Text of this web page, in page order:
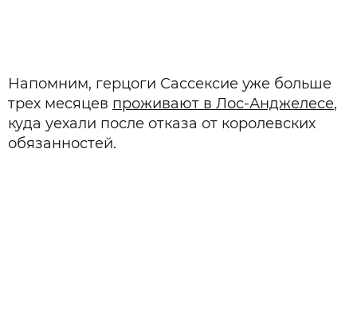
Напомним, герцоги Сассексие уже больше
трех месяцев проживают в Лос-Анджелесе,
куда уехали после отказа от королевских
обязанностей.